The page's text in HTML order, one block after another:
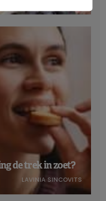
de trek in zoet?
LAVINIA SINCOVITS